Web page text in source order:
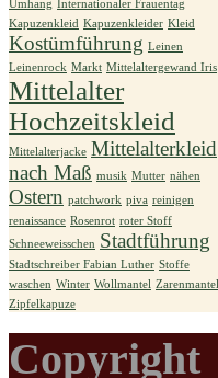
Umhang Internationaler Frauentag
Kapuzenkleid Kapuzenkleider Kleid
Kostümführung Leinen
Leinenrock Markt Mittelaltergewand Iris
Mittelalter
Hochzeitskleid
Mittelalterjacke Mittelalterkleid
nach Maß musik Mutter nähen
Ostern patchwork piva reinigen
renaissance Rosenrot roter Stoff
Schneeweisschen Stadtführung
Stadtschreiber Fabian Luther Stoffe
waschen Winter Wollmantel Zarenmantel
Zipfelkapuze
Copyright